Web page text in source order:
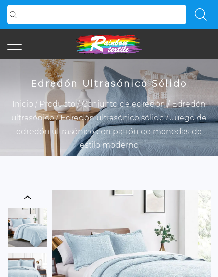
Edredón Ultrasónico Sólido
Inicio / Producto/Conjunto de edredón/Edredón
ultrasónico/Edredón ultrasónico sólido/Juego de
edredón ultrasónico con patrón de monedas de
estilo moderno